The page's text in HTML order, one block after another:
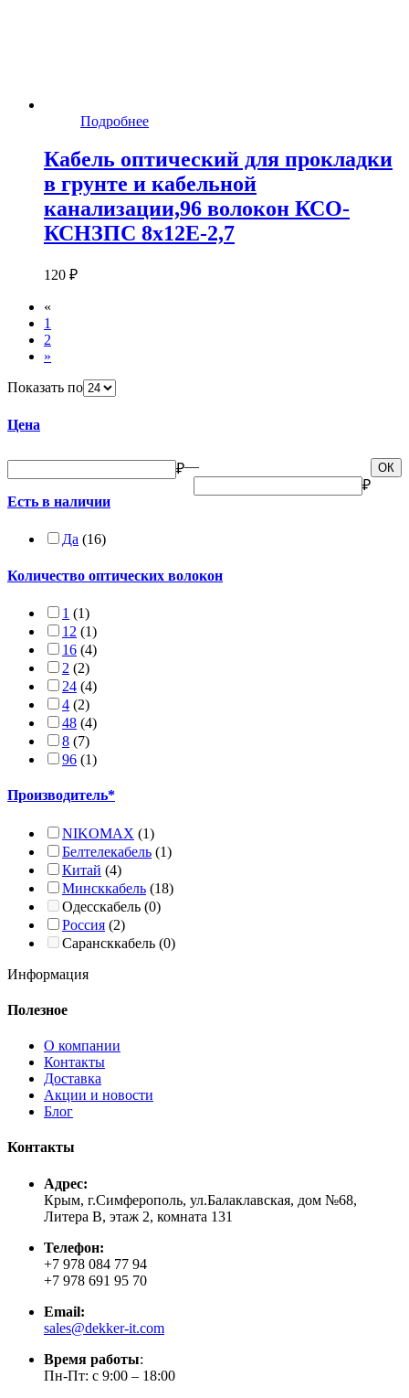
Подробнее
Кабель оптический для прокладки
в грунте и кабельной
канализации,96 волокон КСО-
КСНЗПС 8х12Е-2,7
120 ₽
«
1
2
»
Показать по
Цена
₽— ОК
₽
Есть в наличии
Да (16)
Количество оптических волокон
1 (1)
12 (1)
16 (4)
2 (2)
24 (4)
4 (2)
48 (4)
8 (7)
96 (1)
Производитель*
NIKOMAX (1)
Белтелекабель (1)
Китай (4)
Минсккабель (18)
Одесскабель (0)
Россия (2)
Сарансккабель (0)
Информация
Полезное
О компании
Контакты
Доставка
Акции и новости
Блог
Контакты
Адрес:
Крым, г.Симферополь, ул.Балаклавская, дом №68,
Литера В, этаж 2, комната 131
Телефон:
+7 978 084 77 94
+7 978 691 95 70
Email:
sales@dekker-it.com
Время работы:
Пн-Пт: с 9:00 – 18:00